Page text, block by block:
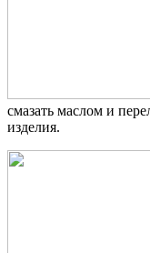
смазать маслом и
изделия.